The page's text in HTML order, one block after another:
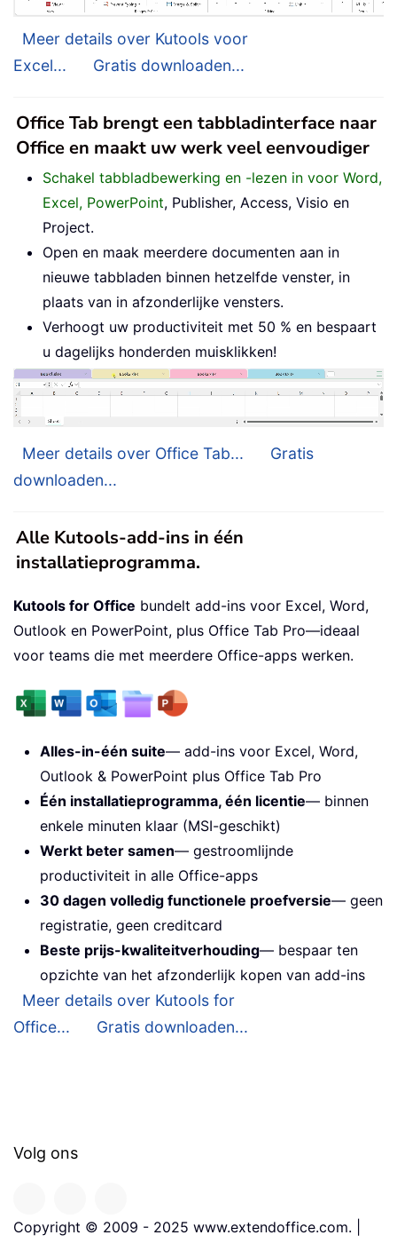
Meer details over Kutools voor
Excel...
Gratis downloaden...
Office Tab brengt een tabbladinterface naar
Office en maakt uw werk veel eenvoudiger
Schakel tabbladbewerking en -lezen in voor Word,
Excel, PowerPoint, Publisher, Access, Visio en
Project.
Open en maak meerdere documenten aan in
nieuwe tabbladen binnen hetzelfde venster, in
plaats van in afzonderlijke vensters.
Verhoogt uw productiviteit met 50 % en bespaart
u dagelijks honderden muisklikken!
Meer details over Office Tab...
Gratis
downloaden...
Alle Kutools-add-ins in één
installatieprogramma.
Kutools for Office bundelt add-ins voor Excel, Word,
Outlook en PowerPoint, plus Office Tab Pro—ideaal
voor teams die met meerdere Office-apps werken.
Alles-in-één suite— add-ins voor Excel, Word,
Outlook & PowerPoint plus Office Tab Pro
Één installatieprogramma, één licentie— binnen
enkele minuten klaar (MSI-geschikt)
Werkt beter samen— gestroomlijnde
productiviteit in alle Office-apps
30 dagen volledig functionele proefversie— geen
registratie, geen creditcard
Beste prijs-kwaliteitverhouding— bespaar ten
opzichte van het afzonderlijk kopen van add-ins
Meer details over Kutools for
Office...
Gratis downloaden...
Volg ons
Copyright © 2009 - 2025 www.extendoffice.com. |